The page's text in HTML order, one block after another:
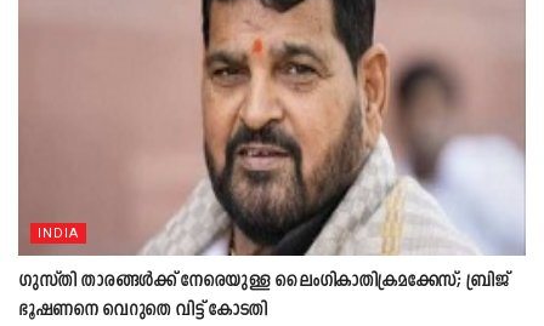
INDIA
ഗുസ്തി താരങ്ങൾക്ക് നേരെയുള്ള ലൈംഗികാതിക്രമക്കേസ്; ബ്രിജ്
ഭൂഷണനെ വെറുതെ വിട്ട് കോടതി